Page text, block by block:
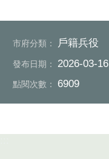
市府分類： 戶籍兵役
發布日期： 2026-03-16
點閱次數： 6909